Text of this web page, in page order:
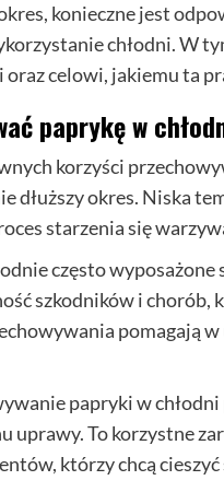
konieczne jest
chłodni. W
celowi, jakiemu ta
paprykę w
korzyści
dłuższy okres. Niska
starzenia się
często
szkodników i chorób,
pomagają
papryki w
uprawy. To korzystne
którzy chcą